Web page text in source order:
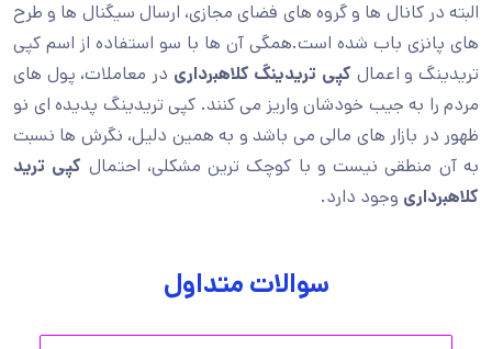
البته در کانال ها و گروه های فضای مجازی، ارسال سیگنال ها و طرح
های پانزی باب شده است.همگی آن ها با سو استفاده از اسم کپی
تریدینگ و اعمال کپی تریدینگ کلاهبرداری در معاملات، پول های
مردم را به جیب خودشان واریز می کنند. کپی تریدینگ پدیده ای نو
ظهور در بازار های مالی می باشد و به همین دلیل، نگرش ها نسبت
به آن منطقی نیست و با کوچک ترین مشکلی، احتمال کپی ترید
کلاهبرداری وجود دارد.
سوالات متداول